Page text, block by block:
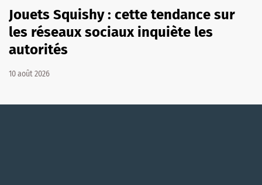
Jouets Squishy : cette tendance sur
les réseaux sociaux inquiète les
autorités
10 août 2026